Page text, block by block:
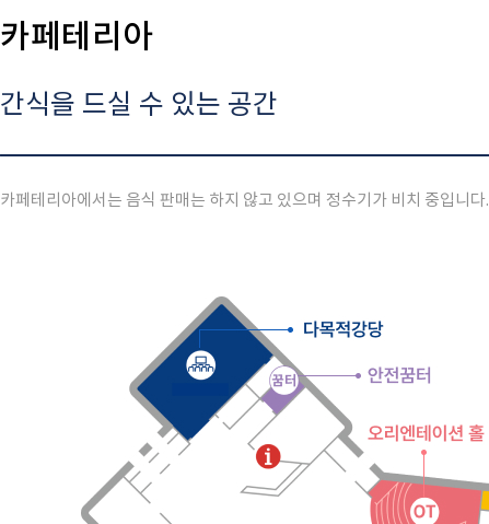
카페테리아
간식을 드실 수 있는 공간
카페테리아에서는 음식 판매는 하지 않고 있으며 정수기가 비치 중입니다.